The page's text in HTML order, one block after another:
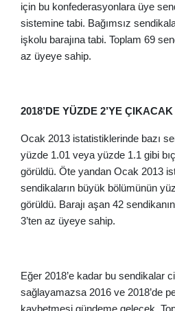
için bu konfederasyonlara üye
sistemine tabi. Bağımsız
işkolu barajına tabi. Toplam 69
az üyeye sahip.
2018’DE YÜZDE 2’YE ÇIKACAK
Ocak 2013 istatistiklerinde bazı
yüzde 1.01 veya yüzde 1.1 gibi
görüldü. Öte yandan Ocak 2013
sendikaların büyük bölümünün
görüldü. Barajı aşan 42
3’ten az üyeye sahip.
Eğer 2018’e kadar bu sendikalar
sağlayamazsa 2016 ve 2018’de
kaybetmesi gündeme gelecek.